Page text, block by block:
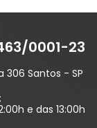
0001-23
306 Santos - SP
e das 13:00h